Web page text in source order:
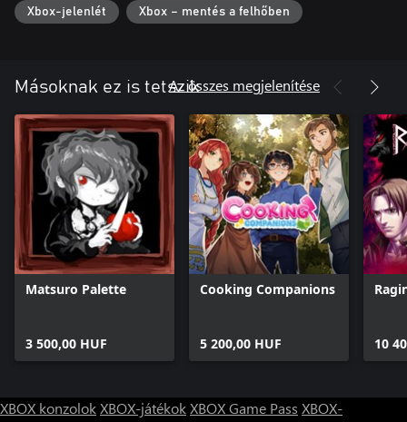
Xbox-jelenlét Xbox – mentés a felhőben
Másoknak ez is tetszikAz összes megjelenítése
Matsuro Palette
3 500,00 HUF
Cooking Companions
5 200,00 HUF 10
XBOX konzolokXBOX-játékokXBOX Game Pass XBOX-